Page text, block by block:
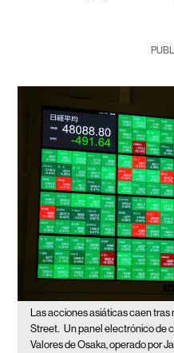
Las acciones asiáticas caen tras
Street. Un panel electrónico de
Valores de Osaka, operado por